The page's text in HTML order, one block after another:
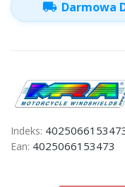
local_shipping Darmowa
Indeks:
Ean: 4025066153473